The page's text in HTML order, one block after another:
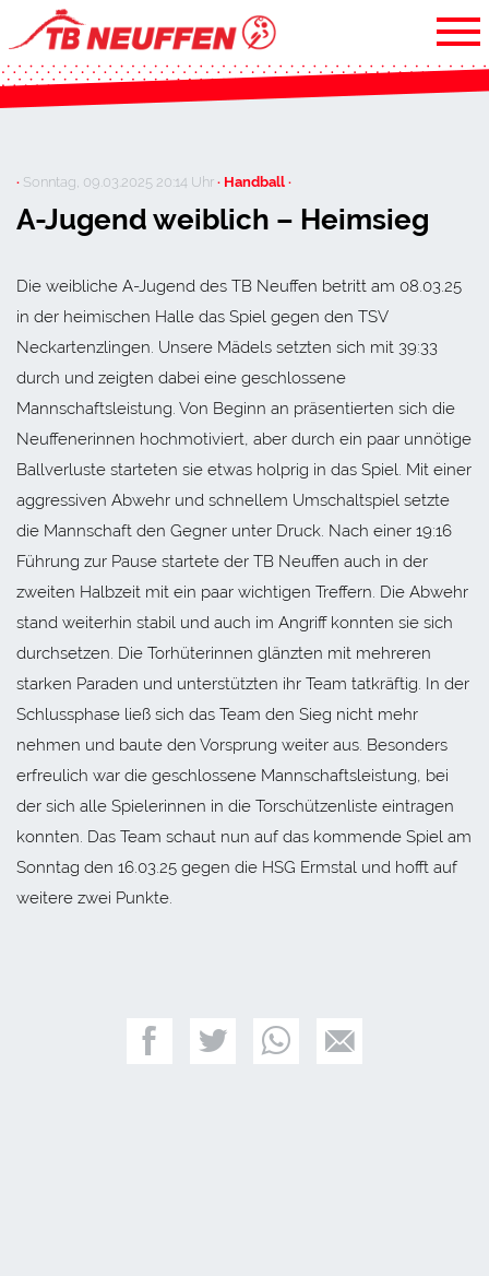
· Sonntag, 09.03.2025 20:14 Uhr· Handball ·
A-Jugend weiblich – Heimsieg
Die weibliche A-Jugend des TB Neuffen betritt am 08.03.25
in der heimischen Halle das Spiel gegen den TSV
Neckartenzlingen. Unsere Mädels setzten sich mit 39:33
durch und zeigten dabei eine geschlossene
Mannschaftsleistung. Von Beginn an präsentierten sich die
Neuffenerinnen hochmotiviert, aber durch ein paar unnötige
Ballverluste starteten sie etwas holprig in das Spiel. Mit einer
aggressiven Abwehr und schnellem Umschaltspiel setzte
die Mannschaft den Gegner unter Druck. Nach einer 19:16
Führung zur Pause startete der TB Neuffen auch in der
zweiten Halbzeit mit ein paar wichtigen Treffern. Die Abwehr
stand weiterhin stabil und auch im Angriff konnten sie sich
durchsetzen. Die Torhüterinnen glänzten mit mehreren
starken Paraden und unterstützten ihr Team tatkräftig. In der
Schlussphase ließ sich das Team den Sieg nicht mehr
nehmen und baute den Vorsprung weiter aus. Besonders
erfreulich war die geschlossene Mannschaftsleistung, bei
der sich alle Spielerinnen in die Torschützenliste eintragen
konnten. Das Team schaut nun auf das kommende Spiel am
Sonntag den 16.03.25 gegen die HSG Ermstal und hofft auf
weitere zwei Punkte.